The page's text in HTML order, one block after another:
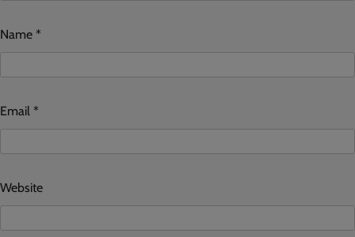
Name *
Email *
Website